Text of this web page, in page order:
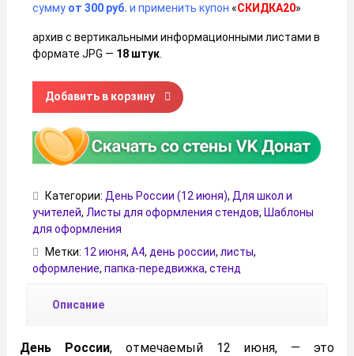
сумму от 300 руб. и применить купон «СКИДКА20»
архив с вертикальными информационными листами в
формате JPG — 18 штук
Количество товара Большой набор информационных
Добавить в корзину
Категории: День России (12 июня), Для школ и
учителей, Листы для оформления стендов, Шаблоны
для оформления
Метки: 12 июня, А4, день россии, листы,
оформление, папка-передвижка, стенд
Описание
День России, отмечаемый 12 июня, — это